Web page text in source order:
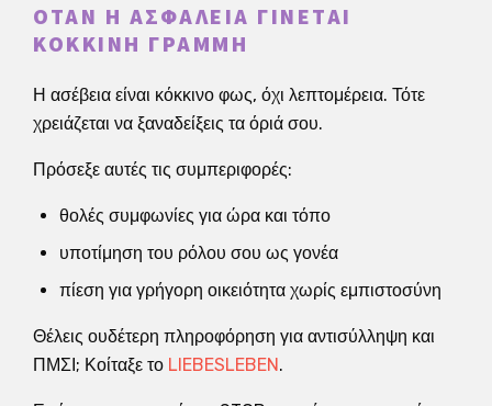
ΌΤΑΝ Η ΑΣΦΆΛΕΙΑ ΓΊΝΕΤΑΙ
ΚΌΚΚΙΝΗ ΓΡΑΜΜΉ
Η ασέβεια είναι κόκκινο φως, όχι λεπτομέρεια. Τότε
χρειάζεται να ξαναδείξεις τα όριά σου.
Πρόσεξε αυτές τις συμπεριφορές:
θολές συμφωνίες για ώρα και τόπο
υποτίμηση του ρόλου σου ως γονέα
πίεση για γρήγορη οικειότητα χωρίς εμπιστοσύνη
Θέλεις ουδέτερη πληροφόρηση για αντισύλληψη και
ΠΜΣΙ; Κοίταξε το LIEBESLEBEN.